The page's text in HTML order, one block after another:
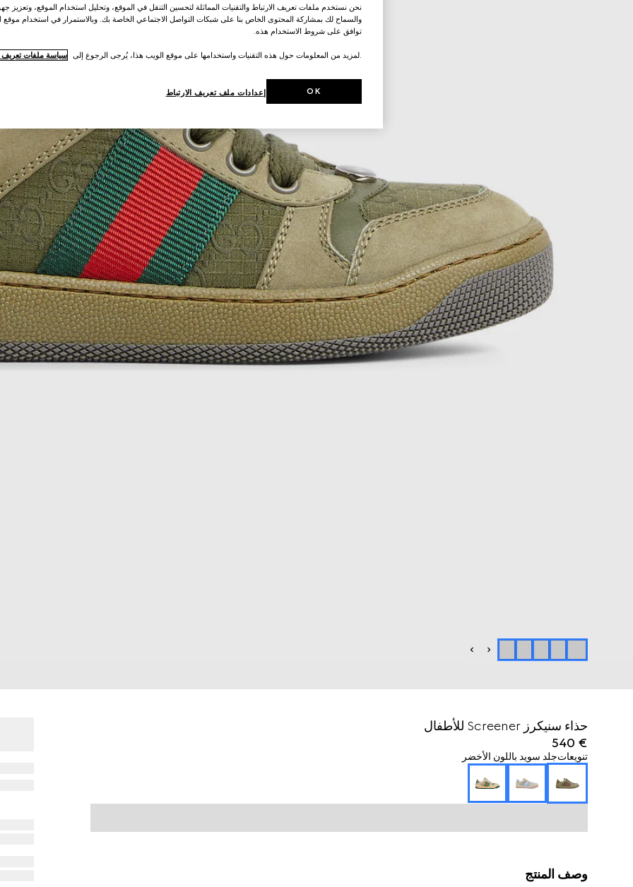
حذاء سنيكرز Screener للأطفال
€ 540
تنويعاتجلد سويد باللون الأخضر
وصف المنتج
نحن نستخدم ملفات تعريف الارتباط والتقنيات المماثلة لتحسين التنقل في الموقع، وتحليل استخدام الموقع، وتعزيز
والسماح لك بمشاركة المحتوى الخاص بنا على شبكات التواصل الاجتماعي الخاصة بك. وبالاستمرار في استخدام موقع
توافق على شروط الاستخدام هذه.
.لمزيد من المعلومات حول هذه التقنيات واستخدامها على موقع الويب هذا، يُرجى الرجوع إلى سياسة ملفات تعريف
إعدادات ملف تعريف الارتباط OK